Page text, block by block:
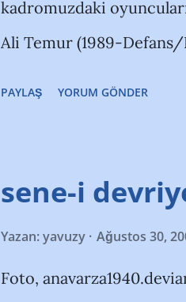
şimşeğin şimşekten
Hatta bazıları ile çok
kadromuzdaki
Ali Temur (1989-Defans/
(1978/Defans/
Çetin Kılıç (1980/
(1983/Forvet/
Ferdi Zemzem (1982/
PAYLAŞ YORUM GÖNDER
sene-i
Yazan:yavuzy Ağustos 30,
Foto,